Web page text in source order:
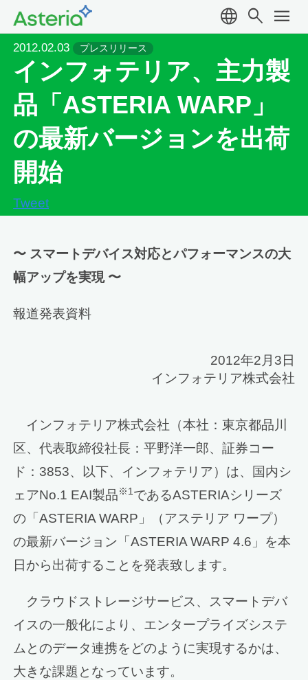
language search menu
2012.02.03 プレスリリース
インフォテリア、主力製
品「ASTERIA WARP」
の最新バージョンを出荷
開始
Tweet
〜 スマートデバイス対応とパフォーマンスの大
幅アップを実現 〜
報道発表資料
2012年2月3日
インフォテリア株式会社
インフォテリア株式会社（本社：東京都品川
区、代表取締役社長：平野洋一郎、証券コー
ド：3853、以下、インフォテリア）は、国内シ
ェアNo.1 EAI製品※1 であるASTERIAシリーズ
の「ASTERIA WARP」（アステリア ワープ）
の最新バージョン「ASTERIA WARP 4.6」を本
日から出荷することを発表致します。
クラウドストレージサービス、スマートデバ
イスの一般化により、エンタープライズシステ
ムとのデータ連携をどのように実現するかは、
大きな課題となっています。